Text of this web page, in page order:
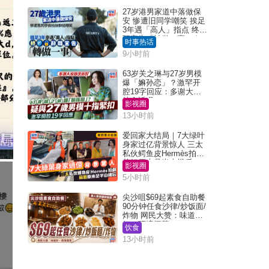
27岁港男家道中落做保
安 惨遭旧同学嘲笑 挨足
3年遇「高人」指点 终辞
职宣告「转做一事」｜
Juicy叮
时事热话
9小时前
63岁关之琳与27岁男模
爆「嫲孙恋」？激罕开
腔19字回应：多谢大家
挂念近况
影视圈
13小时前
爱回家大结局｜7大绿叶
身家过亿背景惊人 三太
私伙鳄鱼皮Hermès拍剧
苏姐原来是半山楼后
影视圈
5小时前
尖沙咀$69起素食自助餐
90分钟任食沙律/炒饭面/
炸物 网民大赞：味道
好，环境阔落
饮食
13小时前